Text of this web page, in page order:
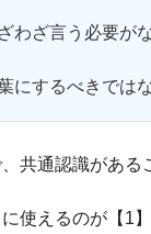
ざわざ言う必要が
にするべきでは
共通認識がある
使えるのが【1